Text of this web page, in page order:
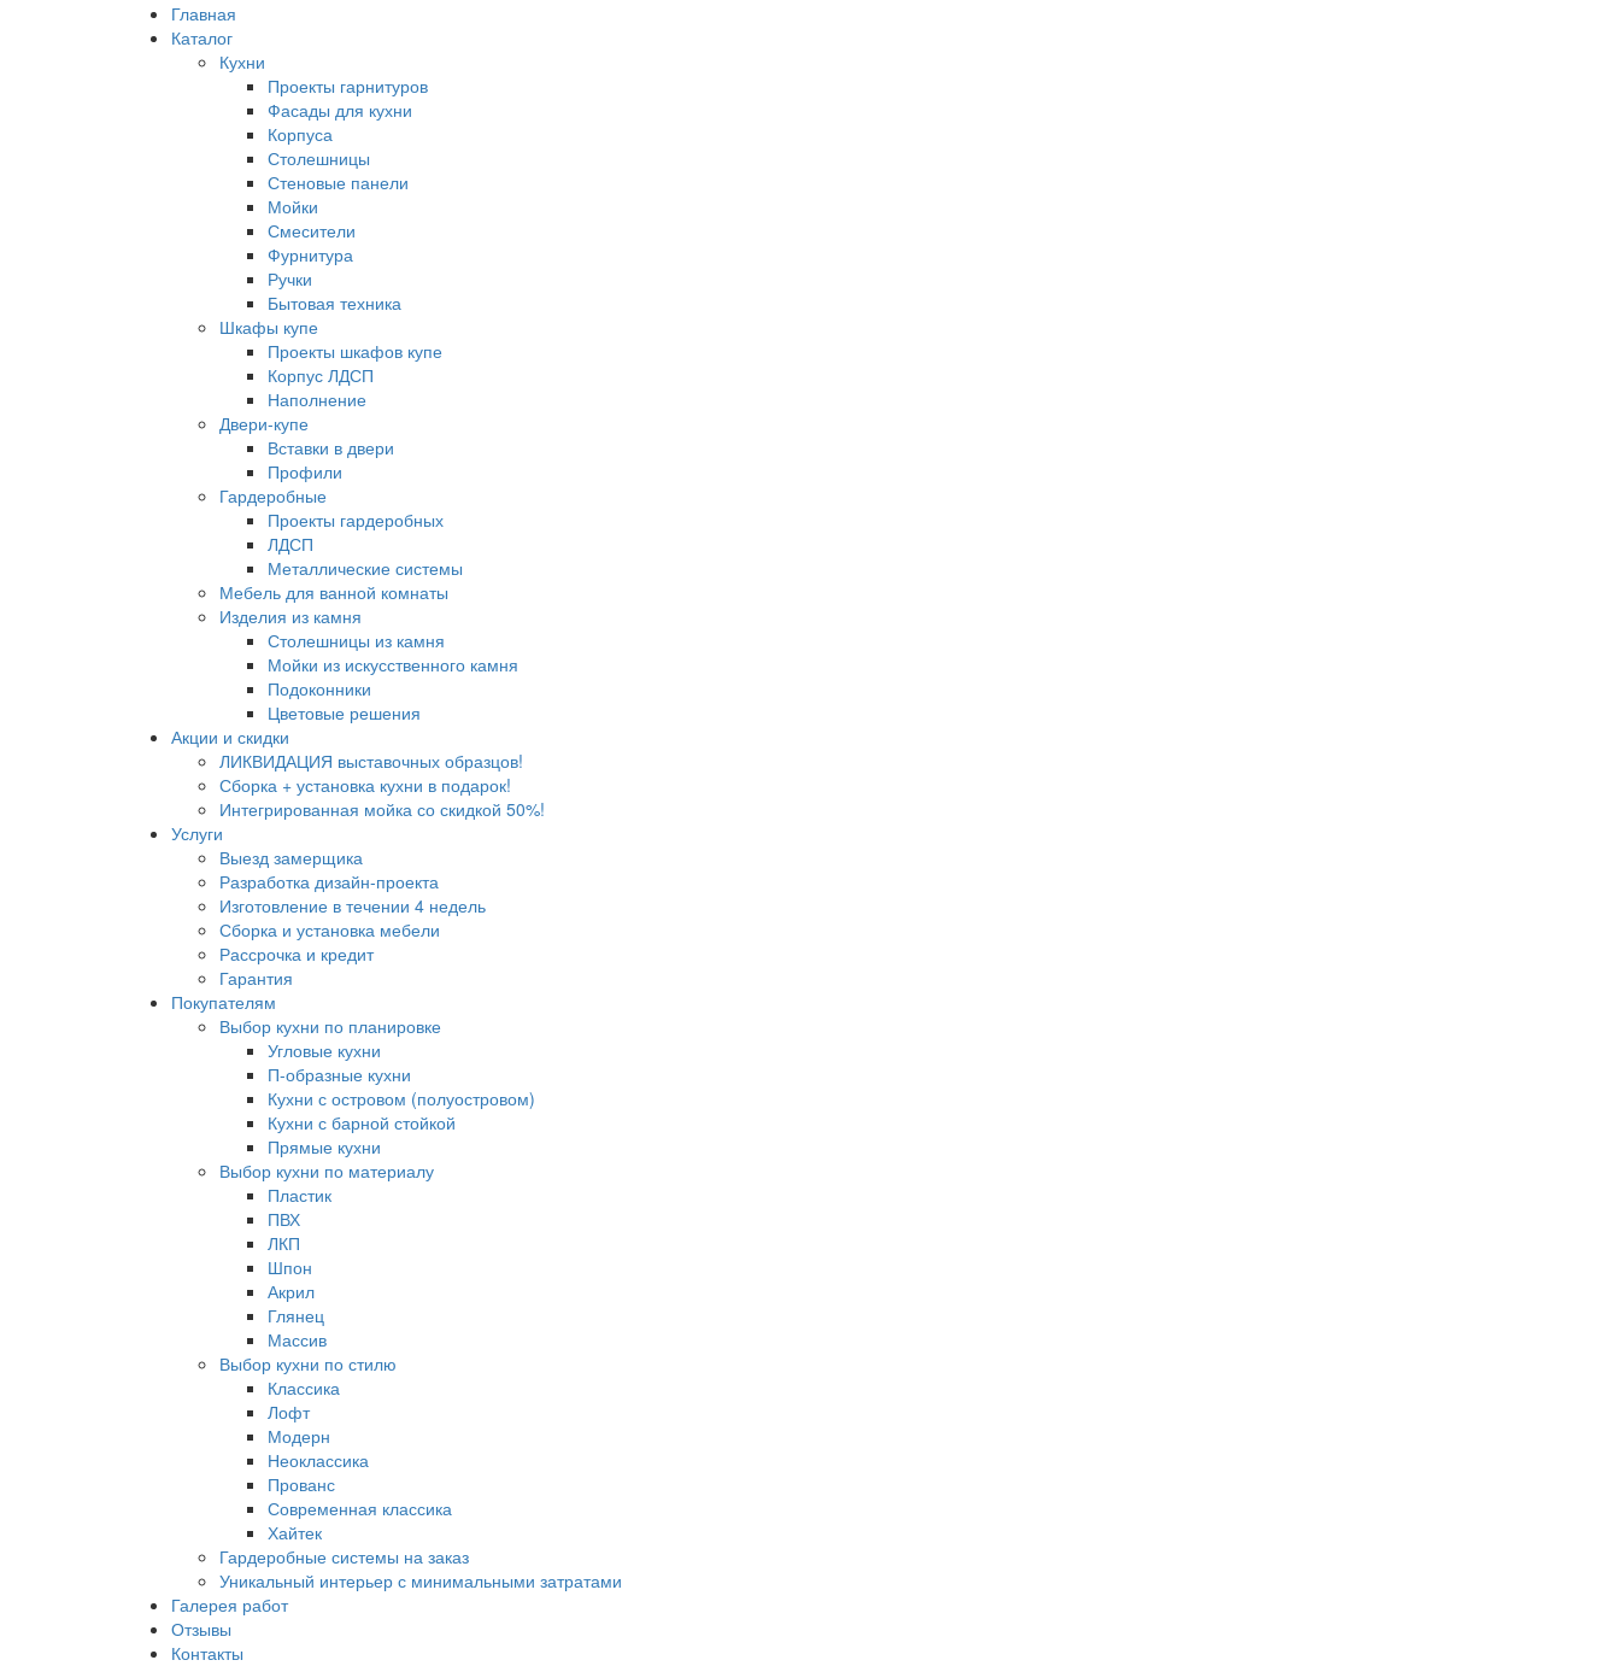
Главная
Каталог
Кухни
Проекты гарнитуров
Фасады для кухни
Корпуса
Столешницы
Стеновые панели
Мойки
Смесители
Фурнитура
Ручки
Бытовая техника
Шкафы купе
Проекты шкафов купе
Корпус ЛДСП
Наполнение
Двери-купе
Вставки в двери
Профили
Гардеробные
Проекты гардеробных
ЛДСП
Металлические системы
Мебель для ванной комнаты
Изделия из камня
Столешницы из камня
Мойки из искусственного камня
Подоконники
Цветовые решения
Акции и скидки
ЛИКВИДАЦИЯ выставочных образцов!
Сборка + установка кухни в подарок!
Интегрированная мойка со скидкой 50%!
Услуги
Выезд замерщика
Разработка дизайн-проекта
Изготовление в течении 4 недель
Сборка и установка мебели
Рассрочка и кредит
Гарантия
Покупателям
Выбор кухни по планировке
Угловые кухни
П-образные кухни
Кухни с островом (полуостровом)
Кухни с барной стойкой
Прямые кухни
Выбор кухни по материалу
Пластик
ПВХ
ЛКП
Шпон
Акрил
Глянец
Массив
Выбор кухни по стилю
Классика
Лофт
Модерн
Неоклассика
Прованс
Современная классика
Хайтек
Гардеробные системы на заказ
Уникальный интерьер с минимальными затратами
Галерея работ
Отзывы
Контакты